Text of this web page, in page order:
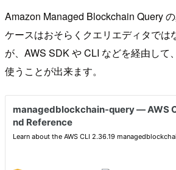
Amazon Managed Blockchain Query
ケースはおそらくクエリエディタでは
が、AWS SDK や CLI などを経由して
使うことが出来ます。